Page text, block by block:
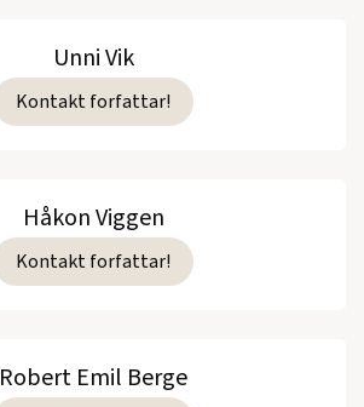
Unni Vik
Kontakt forfattar!
Håkon Viggen
Kontakt forfattar!
Robert Emil Berge